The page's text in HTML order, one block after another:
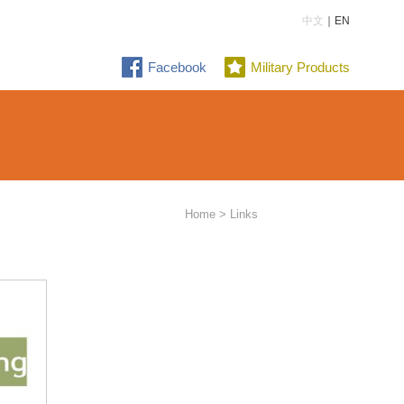
中文 ｜EN
Facebook Military Products
Home > Links